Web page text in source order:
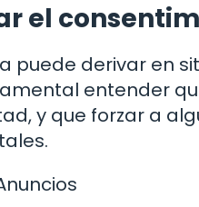
el
puede derivar en
entender
y que forzar a